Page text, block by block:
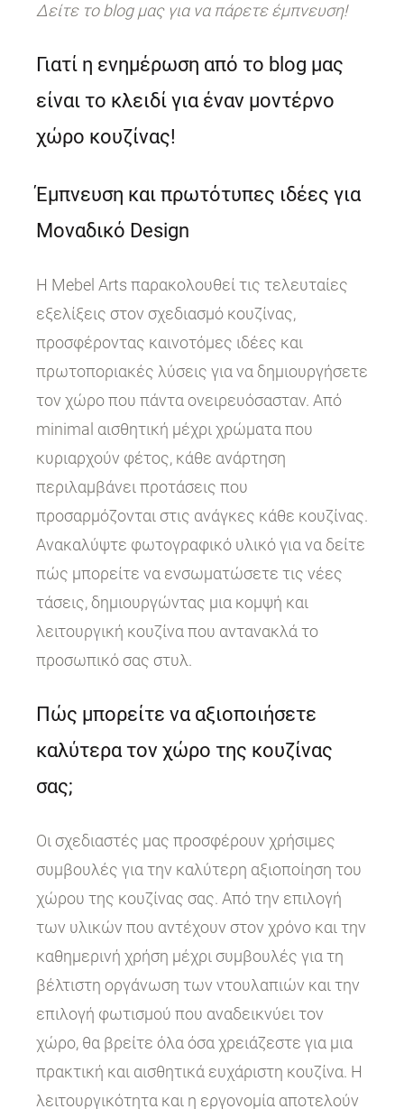
Δείτε το blog μας για να πάρετε έμπνευση!
Γιατί η ενημέρωση από το blog μας
είναι το κλειδί για έναν μοντέρνο
χώρο κουζίνας!
Έμπνευση και πρωτότυπες ιδέες για
Μοναδικό Design
Η Mebel Arts παρακολουθεί τις τελευταίες
εξελίξεις στον σχεδιασμό κουζίνας,
προσφέροντας καινοτόμες ιδέες και
πρωτοποριακές λύσεις για να δημιουργήσετε
τον χώρο που πάντα ονειρευόσασταν. Από
minimal αισθητική μέχρι χρώματα που
κυριαρχούν φέτος, κάθε ανάρτηση
περιλαμβάνει προτάσεις που
προσαρμόζονται στις ανάγκες κάθε κουζίνας.
Ανακαλύψτε φωτογραφικό υλικό για να δείτε
πώς μπορείτε να ενσωματώσετε τις νέες
τάσεις, δημιουργώντας μια κομψή και
λειτουργική κουζίνα που αντανακλά το
προσωπικό σας στυλ.
Πώς μπορείτε να αξιοποιήσετε
καλύτερα τον χώρο της κουζίνας
σας;
Οι σχεδιαστές μας προσφέρουν χρήσιμες
συμβουλές για την καλύτερη αξιοποίηση του
χώρου της κουζίνας σας. Από την επιλογή
των υλικών που αντέχουν στον χρόνο και την
καθημερινή χρήση μέχρι συμβουλές για τη
βέλτιστη οργάνωση των ντουλαπιών και την
επιλογή φωτισμού που αναδεικνύει τον
χώρο, θα βρείτε όλα όσα χρειάζεστε για μια
πρακτική και αισθητικά ευχάριστη κουζίνα. Η
λειτουργικότητα και η εργονομία αποτελούν